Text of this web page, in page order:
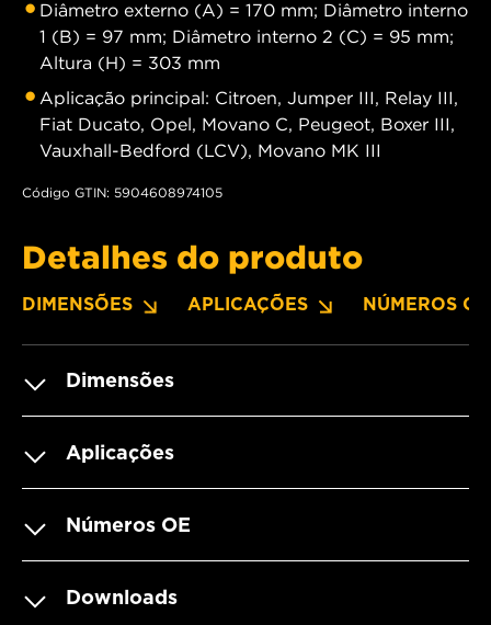
Diâmetro externo (A) = 170 mm; Diâmetro interno
1 (B) = 97 mm; Diâmetro interno 2 (C) = 95 mm;
Altura (H) = 303 mm
Aplicação principal: Citroen, Jumper III, Relay III,
Fiat Ducato, Opel, Movano C, Peugeot, Boxer III,
Vauxhall-Bedford (LCV), Movano MK III
Código GTIN: 5904608974105
Detalhes do produto
DIMENSÕES APLICAÇÕES NÚMEROS OE
Dimensões
Aplicações
Números OE
Downloads